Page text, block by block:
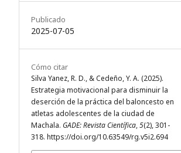
Publicado
2025-07-05
Cómo citar
Silva Yanez, R. D., & Cedeño, Y. A. (2025).
Estrategia motivacional para disminuir la
deserción de la práctica del baloncesto en
atletas adolescentes de la ciudad de
Machala. GADE: Revista Científica,5(2), 301-
318. https://doi.org/10.63549/rg.v5i2.694